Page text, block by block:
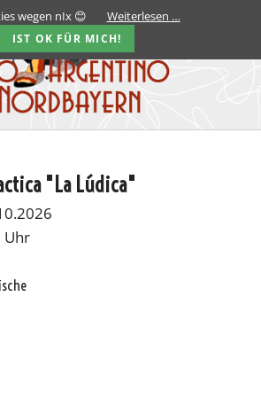
"La Lúdica"
Uhr
wegen nIx 😊 Weiterlesen …
IST OK FÜR MICH!